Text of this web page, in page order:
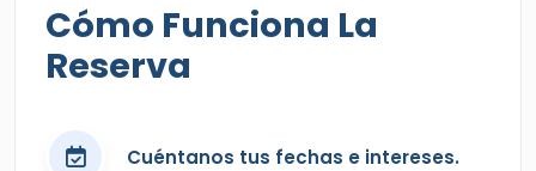
Cómo Funciona La
Reserva
Cuéntanos tus fechas e intereses.